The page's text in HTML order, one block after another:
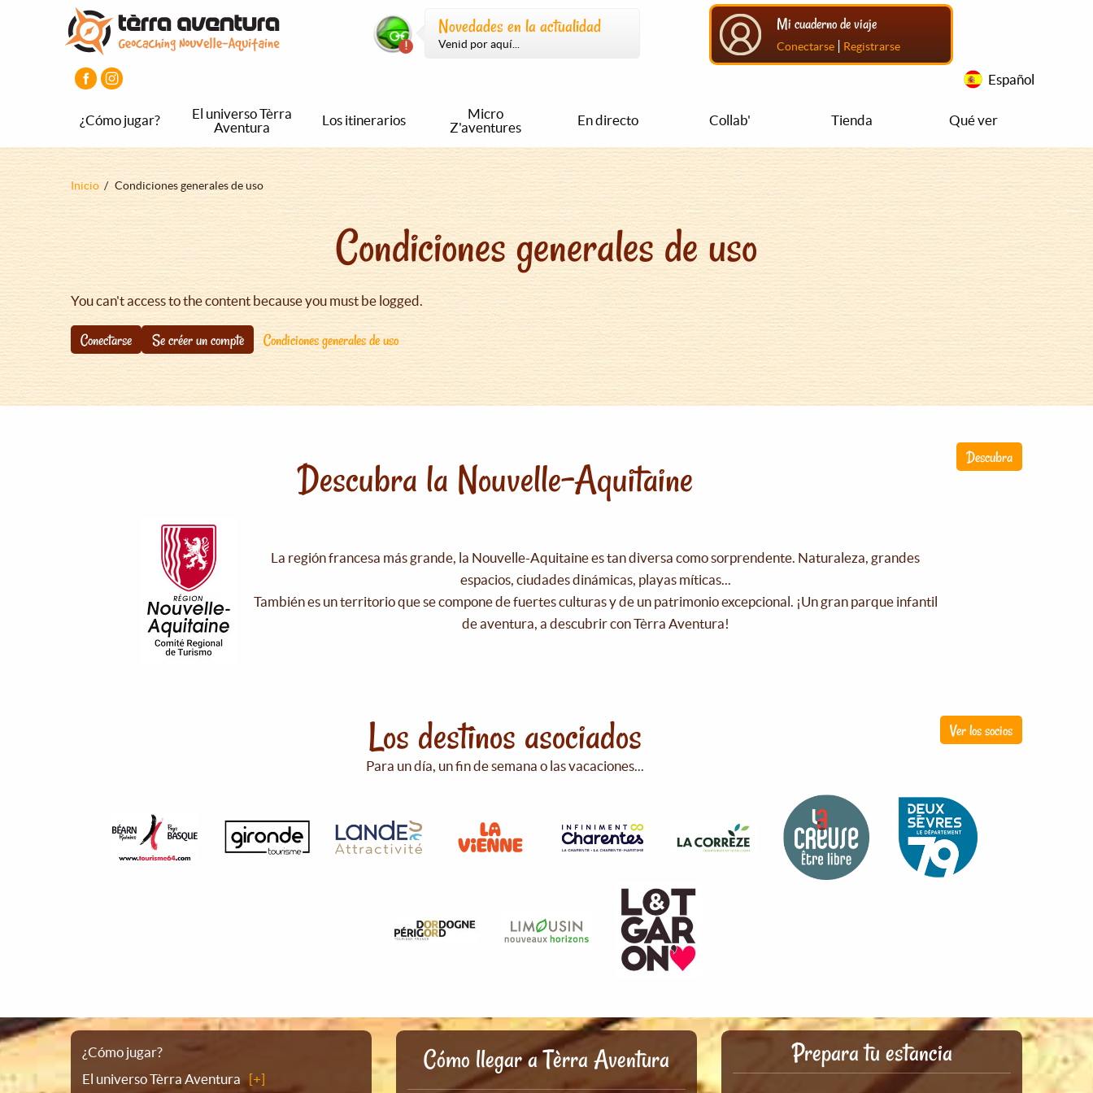
Novedades en la actualidad
Venid por aquí...
Mi cuaderno de viaje
Conectarse | Registrarse
Español
¿Cómo jugar?
El universo Tèrra
Aventura
Los itinerarios
Micro
Z'aventures
En directo Collab' Tienda Qué ver
Sobrescribir
ayuda
la
navegación
Inicio Condiciones generales de uso
Condiciones generales de uso
You can't access to the content because you must be logged.
Conectarse Se créer un compte Condiciones generales de uso
Descubra
Descubra la Nouvelle-Aquitaine
La región francesa más grande, la Nouvelle-Aquitaine es tan diversa como sorprendente. Naturaleza, grandes
espacios, ciudades dinámicas, playas míticas...
También es un territorio que se compone de fuertes culturas y de un patrimonio excepcional. ¡Un gran parque infantil
de aventura, a descubrir con Tèrra Aventura!
Ver los socios
Los destinos asociados
Para un día, un fin de semana o las vacaciones...
Plano
¿Cómo jugar?
El universo Tèrra Aventura
Cómo llegar a Tèrra Aventura Prepara tu estancia